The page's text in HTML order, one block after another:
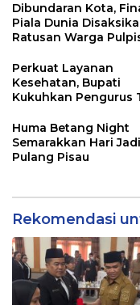
Dibundaran Kota,
Piala Dunia
Ratusan Warga
Perkuat Layanan
Kesehatan, Bupati
Kukuhkan Pengurus
Huma Betang Night
Semarakkan Hari Jadi
Pulang Pisau
Rekomendasi